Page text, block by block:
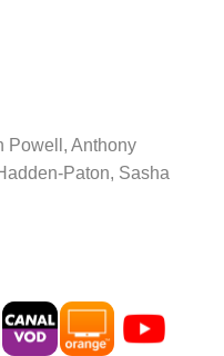
Powell, Anthony
Paton, Sasha